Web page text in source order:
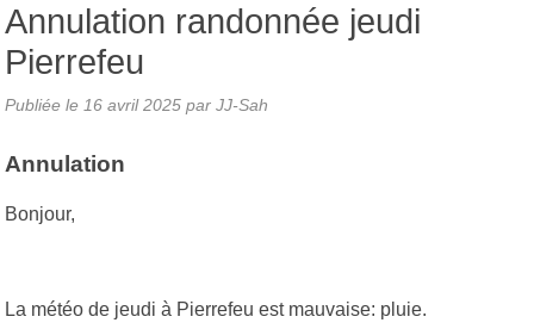
Annulation randonnée jeudi
Pierrefeu
Publiée le 16 avril 2025 par JJ-Sah
Annulation
Bonjour,
La météo de jeudi à Pierrefeu est mauvaise: pluie.